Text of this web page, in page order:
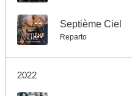
5.4
-- Septième Ciel
Reparto
2022